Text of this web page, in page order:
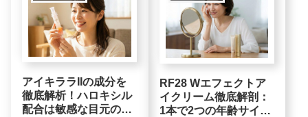
アイキララIIの成分を
徹底解析！ハロキシル
配合は敏感な目元の
RF28 Wエフェクトア
イクリーム徹底解剖：
1本で2つの年齢サイン